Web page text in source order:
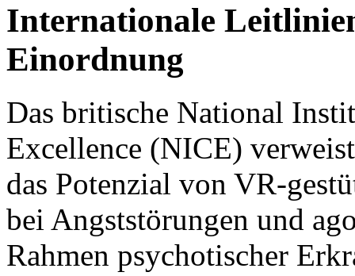
Internationale
Einordnung
Das britische National
Excellence (NICE)
das Potenzial von VR-
bei Angststörungen und
Rahmen psychotischer